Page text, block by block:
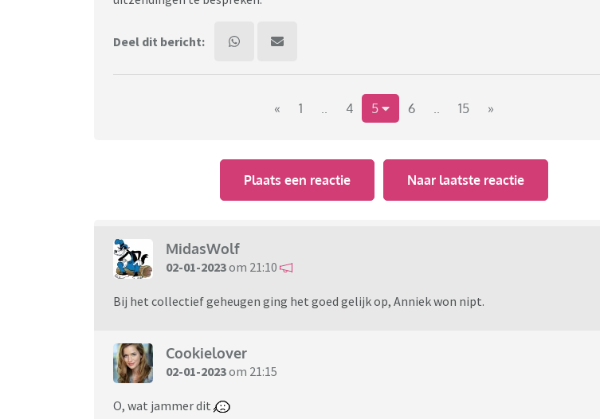
Deel dit bericht:
« 1 .. 4 5 6 .. 15 »
Plaats een reactie Naar laatste reactie
MidasWolf
02-01-2023om 21:10
Bij het collectief geheugen ging het goed gelijk op, Anniek won nipt.
Cookielover
02-01-2023om 21:15
O, wat jammer dit